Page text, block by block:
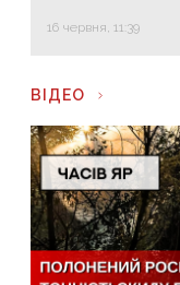
16 червня, 11:39
ВІДЕО